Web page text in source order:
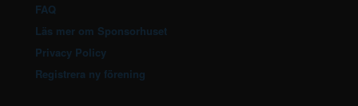
FAQ
Läs mer om Sponsorhuset
Privacy Policy
Registrera ny förening